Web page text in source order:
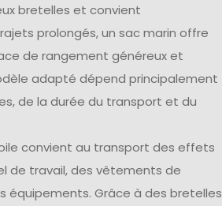
bretelles et convient
prolongés, un sac marin offre
de rangement généreux et
adapté dépend principalement
de la durée du transport et du
convient au transport des effets
de travail, des vêtements de
équipements. Grâce à des bretelles